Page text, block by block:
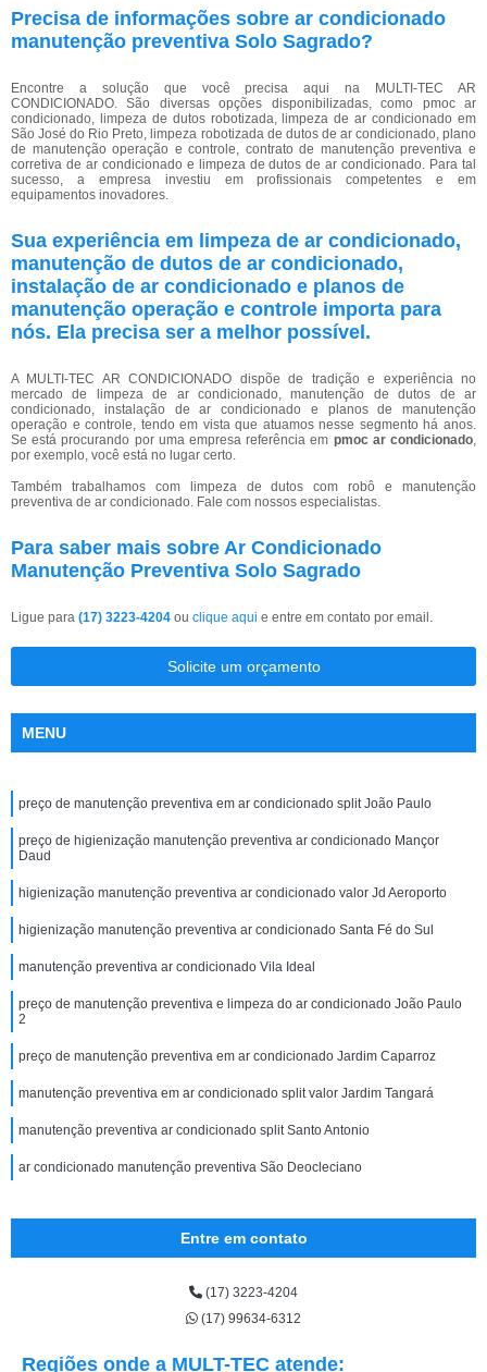
Precisa de informações sobre ar condicionado
manutenção preventiva Solo Sagrado?
Encontre a solução que você precisa aqui na MULTI-TEC AR
CONDICIONADO. São diversas opções disponibilizadas, como pmoc ar
condicionado, limpeza de dutos robotizada, limpeza de ar condicionado em
São José do Rio Preto, limpeza robotizada de dutos de ar condicionado, plano
de manutenção operação e controle, contrato de manutenção preventiva e
corretiva de ar condicionado e limpeza de dutos de ar condicionado. Para tal
sucesso, a empresa investiu em profissionais competentes e em
equipamentos inovadores.
Sua experiência em limpeza de ar condicionado,
manutenção de dutos de ar condicionado,
instalação de ar condicionado e planos de
manutenção operação e controle importa para
nós. Ela precisa ser a melhor possível.
A MULTI-TEC AR CONDICIONADO dispõe de tradição e experiência no
mercado de limpeza de ar condicionado, manutenção de dutos de ar
condicionado, instalação de ar condicionado e planos de manutenção
operação e controle, tendo em vista que atuamos nesse segmento há anos.
Se está procurando por uma empresa referência em pmoc ar condicionado,
por exemplo, você está no lugar certo.
Também trabalhamos com limpeza de dutos com robô e manutenção
preventiva de ar condicionado. Fale com nossos especialistas.
Para saber mais sobre Ar Condicionado
Manutenção Preventiva Solo Sagrado
Ligue para (17) 3223-4204 ou clique aqui e entre em contato por email.
Solicite um orçamento
MENU
preço de manutenção preventiva em ar condicionado split João Paulo
preço de higienização manutenção preventiva ar condicionado Mançor
Daud
higienização manutenção preventiva ar condicionado valor Jd Aeroporto
higienização manutenção preventiva ar condicionado Santa Fé do Sul
manutenção preventiva ar condicionado Vila Ideal
preço de manutenção preventiva e limpeza do ar condicionado João Paulo
2
preço de manutenção preventiva em ar condicionado Jardim Caparroz
manutenção preventiva em ar condicionado split valor Jardim Tangará
manutenção preventiva ar condicionado split Santo Antonio
ar condicionado manutenção preventiva São Deocleciano
Entre em contato
(17) 3223-4204
(17) 99634-6312
Regiões onde a MULT-TEC atende: